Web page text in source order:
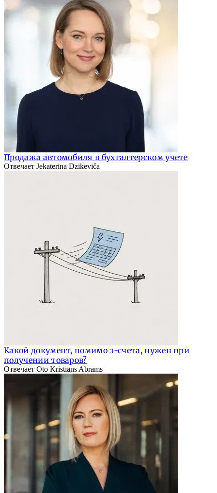
Продажа автомобиля в бухгалтерском учете
Отвечает Jekaterina Dzikeviča
Какой документ, помимо э-счета, нужен при
получении товаров?
Отвечает Oto Kristiāns Abrams